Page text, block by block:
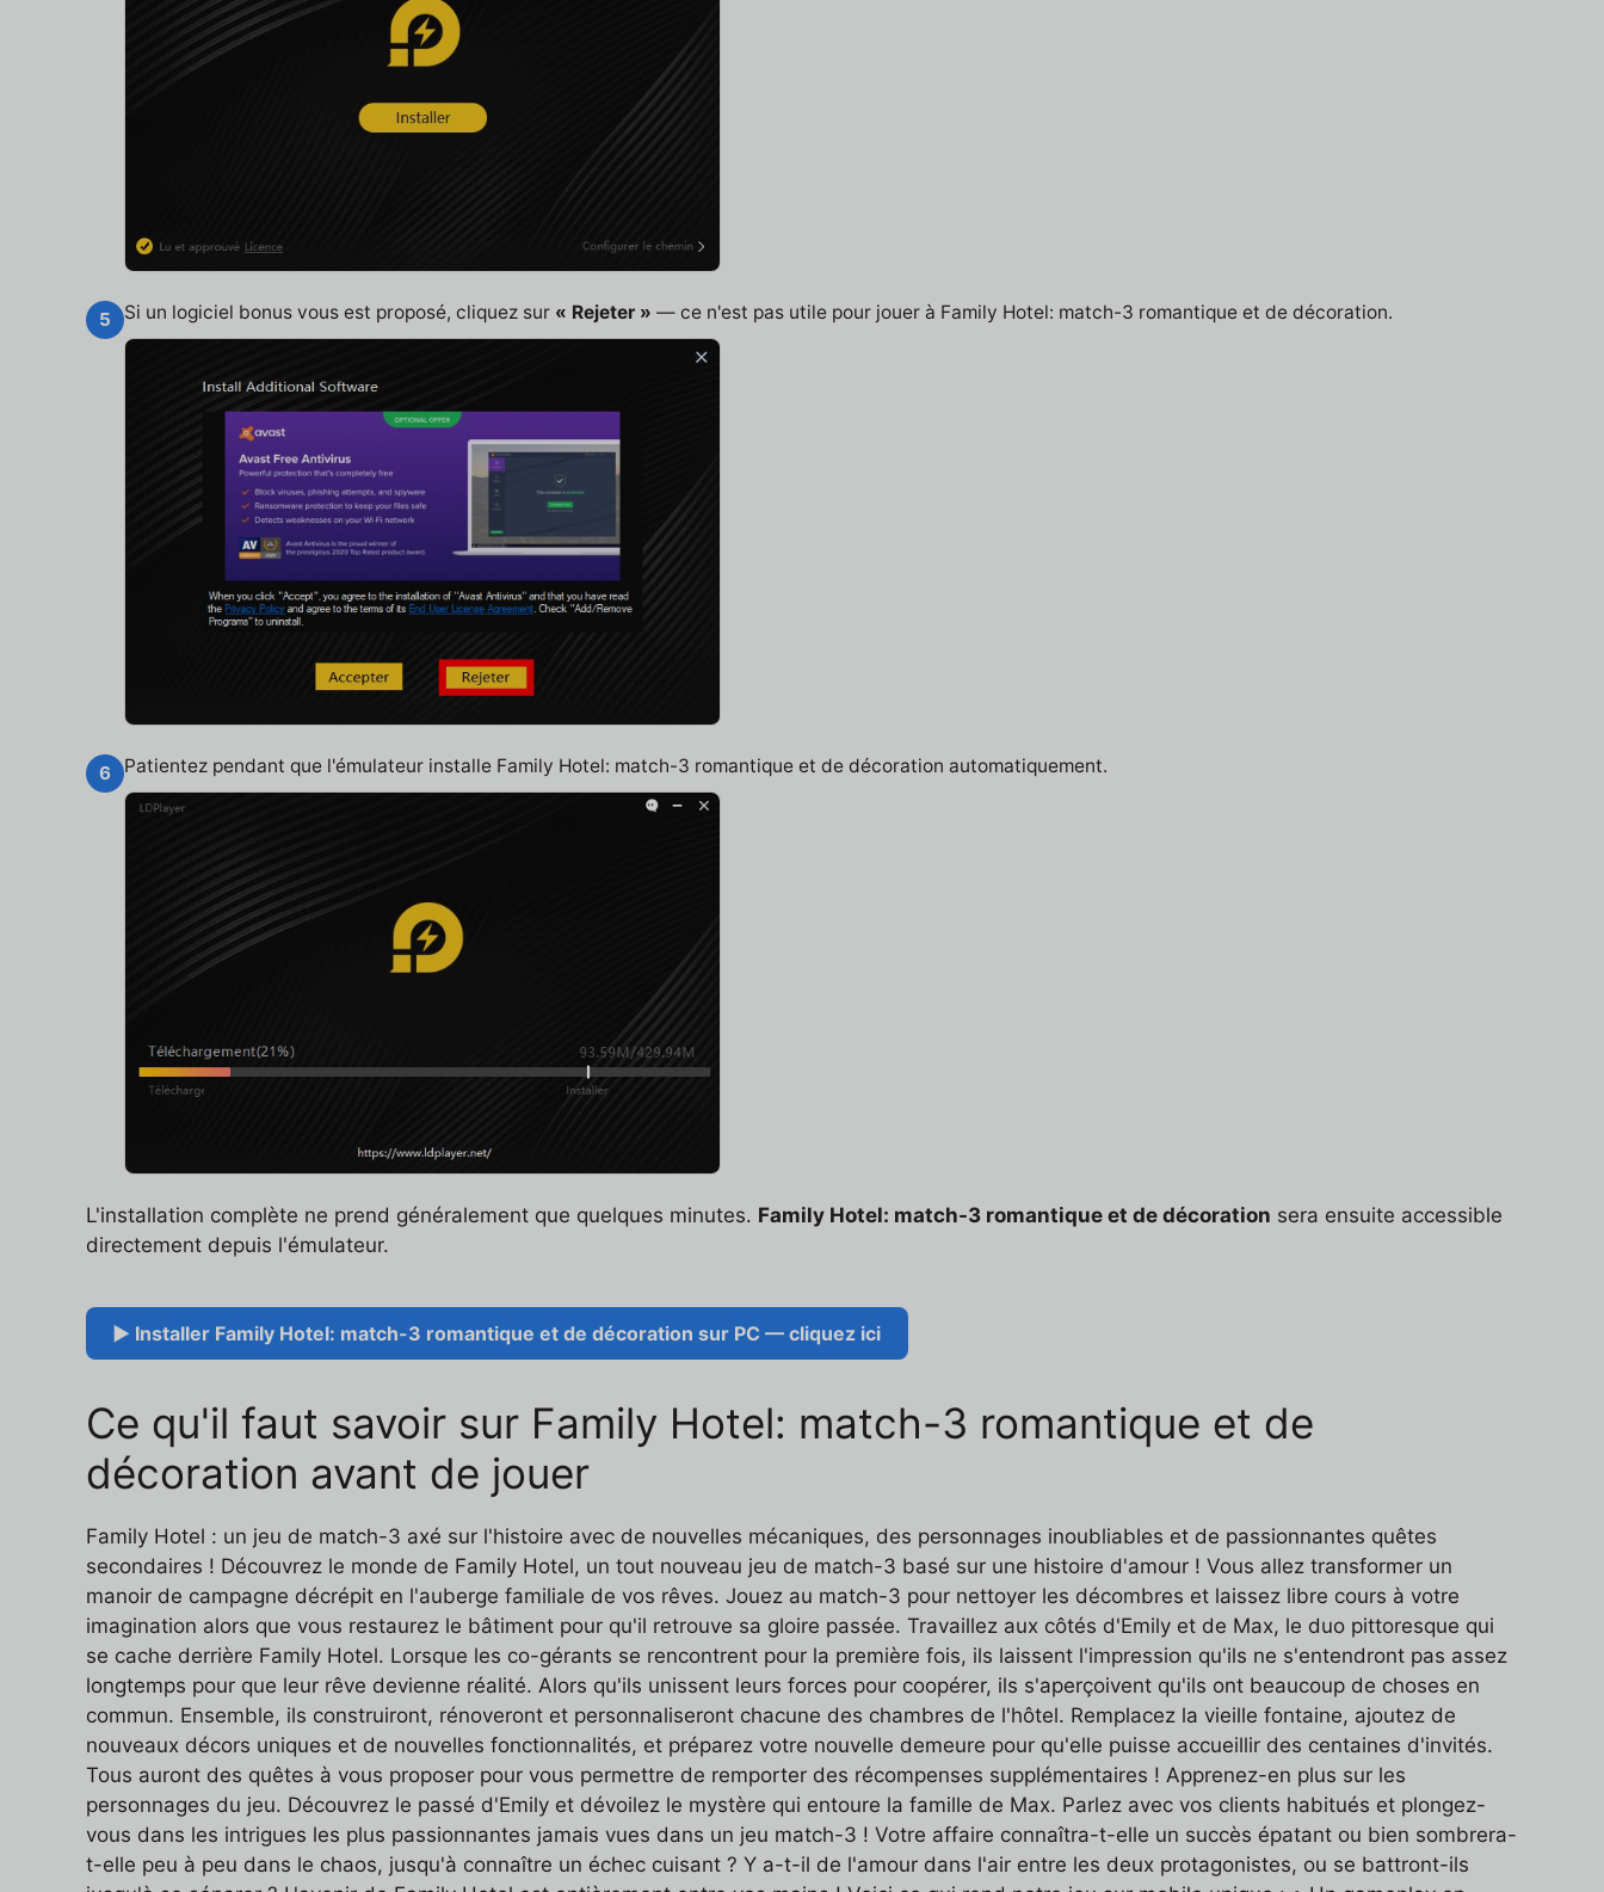
5 Si un logiciel bonus vous est proposé, cliquez sur « Rejeter » — ce n'est pas utile pour jouer à Family Hotel: match-3 romantique et de décoration.
6 Patientez pendant que l'émulateur installe Family Hotel: match-3 romantique et de décoration automatiquement.
L'installation complète ne prend généralement que quelques minutes. Family Hotel: match-3 romantique et de décoration sera ensuite accessible
directement depuis l'émulateur.
▶ Installer Family Hotel: match-3 romantique et de décoration sur PC — cliquez ici
Ce qu'il faut savoir sur Family Hotel: match-3 romantique et de
décoration avant de jouer
Family Hotel : un jeu de match-3 axé sur l'histoire avec de nouvelles mécaniques, des personnages inoubliables et de passionnantes quêtes
secondaires ! Découvrez le monde de Family Hotel, un tout nouveau jeu de match-3 basé sur une histoire d'amour ! Vous allez transformer un
manoir de campagne décrépit en l'auberge familiale de vos rêves. Jouez au match-3 pour nettoyer les décombres et laissez libre cours à votre
imagination alors que vous restaurez le bâtiment pour qu'il retrouve sa gloire passée. Travaillez aux côtés d'Emily et de Max, le duo pittoresque qui
se cache derrière Family Hotel. Lorsque les co-gérants se rencontrent pour la première fois, ils laissent l'impression qu'ils ne s'entendront pas assez
longtemps pour que leur rêve devienne réalité. Alors qu'ils unissent leurs forces pour coopérer, ils s'aperçoivent qu'ils ont beaucoup de choses en
commun. Ensemble, ils construiront, rénoveront et personnaliseront chacune des chambres de l'hôtel. Remplacez la vieille fontaine, ajoutez de
nouveaux décors uniques et de nouvelles fonctionnalités, et préparez votre nouvelle demeure pour qu'elle puisse accueillir des centaines d'invités.
Tous auront des quêtes à vous proposer pour vous permettre de remporter des récompenses supplémentaires ! Apprenez-en plus sur les
personnages du jeu. Découvrez le passé d'Emily et dévoilez le mystère qui entoure la famille de Max. Parlez avec vos clients habitués et plongez-
vous dans les intrigues les plus passionnantes jamais vues dans un jeu match-3 ! Votre affaire connaîtra-t-elle un succès épatant ou bien sombrera-
t-elle peu à peu dans le chaos, jusqu'à connaître un échec cuisant ? Y a-t-il de l'amour dans l'air entre les deux protagonistes, ou se battront-ils